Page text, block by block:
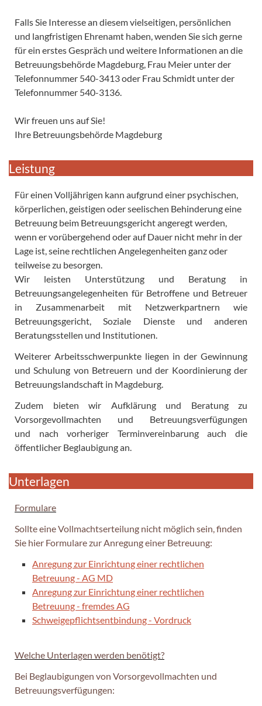
Falls Sie Interesse an diesem vielseitigen, persönlichen
und langfristigen Ehrenamt haben, wenden Sie sich gerne
für ein erstes Gespräch und weitere Informationen an die
Betreuungsbehörde Magdeburg, Frau Meier unter der
Telefonnummer 540-3413 oder Frau Schmidt unter der
Telefonnummer 540-3136.
Wir freuen uns auf Sie!
Ihre Betreuungsbehörde Magdeburg
Leistung
Für einen Volljährigen kann aufgrund einer psychischen,
körperlichen, geistigen oder seelischen Behinderung eine
Betreuung beim Betreuungsgericht angeregt werden,
wenn er vorübergehend oder auf Dauer nicht mehr in der
Lage ist, seine rechtlichen Angelegenheiten ganz oder
teilweise zu besorgen.
Wir leisten Unterstützung und Beratung in
Betreuungsangelegenheiten für Betroffene und Betreuer
in Zusammenarbeit mit Netzwerkpartnern wie
Betreuungsgericht, Soziale Dienste und anderen
Beratungsstellen und Institutionen.
Weiterer Arbeitsschwerpunkte liegen in der Gewinnung
und Schulung von Betreuern und der Koordinierung der
Betreuungslandschaft in Magdeburg.
Zudem bieten wir Aufklärung und Beratung zu
Vorsorgevollmachten und Betreuungsverfügungen
und nach vorheriger Terminvereinbarung auch die
öffentlicher Beglaubigung an.
Unterlagen
Formulare
Sollte eine Vollmachtserteilung nicht möglich sein, finden
Sie hier Formulare zur Anregung einer Betreuung:
Anregung zur Einrichtung einer rechtlichen
Betreuung - AG MD
Anregung zur Einrichtung einer rechtlichen
Betreuung - fremdes AG
Schweigepflichtsentbindung - Vordruck
Welche Unterlagen werden benötigt?
Bei Beglaubigungen von Vorsorgevollmachten und
Betreuungsverfügungen: